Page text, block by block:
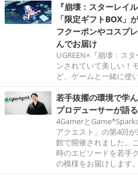
『崩壊：スターレイ
「限定ギフトBOX」
フクーポンやコスプ
んでお届け
UGREEN×『崩壊：ス
ンされていて美しい！
ど、ゲームと一緒に使
若手抜擢の環境で学
プロデューサーが語
4GamerとGame*Spark
アクエスト」の第4回
館で開催されました。
時のエピソードを若手
の模様をお届けします。